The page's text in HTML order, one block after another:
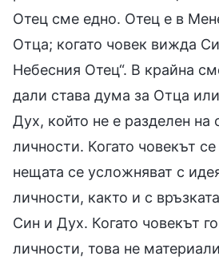
Отец сме едно. Отец е в
Отца; когато човек вижда
Небесния Отец“. В крайна
дали става дума за Отца
Дух, който не е разделен на
личности. Когато човекът
нещата се усложняват с
личности, както и с
Син и Дух. Когато човекът
личности, това не